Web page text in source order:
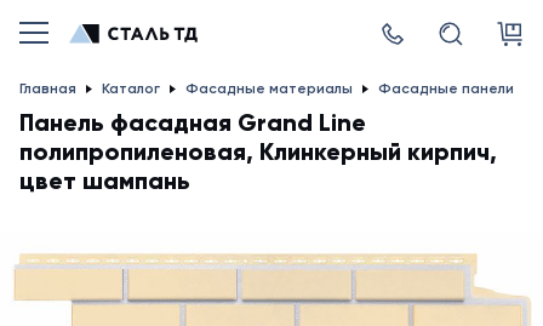
Главная Каталог Фасадные материалы Фасадные панели
Панель фасадная Grand Line
полипропиленовая, Клинкерный кирпич,
цвет шампань